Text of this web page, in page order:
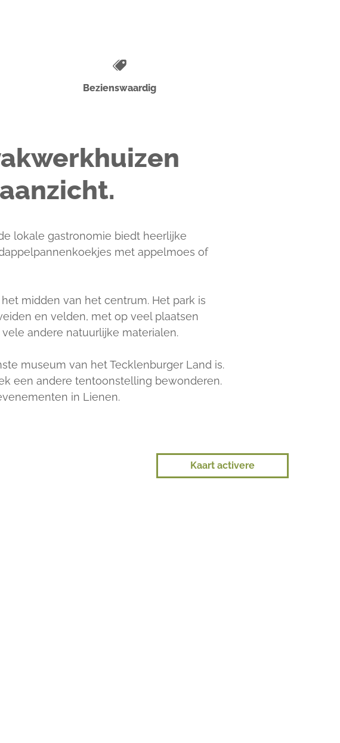
Bezienswaardig
lokale gastronomie biedt heerlijke
met appelmoes of
midden van het centrum. Het park is
en velden, met op veel plaatsen
andere natuurlijke materialen.
museum van het Tecklenburger Land is.
een andere tentoonstelling bewonderen.
in Lienen.
Kaart activere